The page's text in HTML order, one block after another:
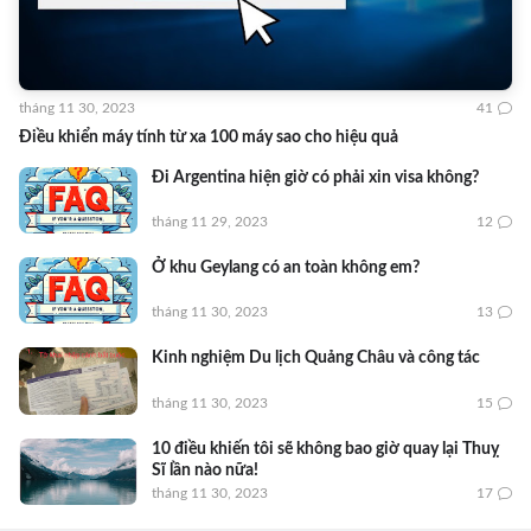
Điều khiển máy tính từ xa 100 máy sao cho hiệu quả
tháng 11 30, 2023 41
Đi Argentina hiện giờ có phải xin visa không?
tháng 11 29, 2023 12
Ở khu Geylang có an toàn không em?
tháng 11 30, 2023 13
Kinh nghiệm Du lịch Quảng Châu và công tác
tháng 11 30, 2023 15
10 điều khiến tôi sẽ không bao giờ quay lại Thuỵ
Sĩ lần nào nữa!
tháng 11 30, 2023 17